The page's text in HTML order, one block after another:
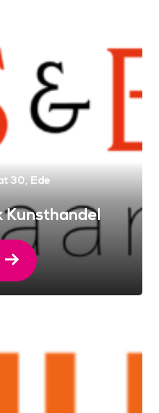
30 Ede
Kunsthandel